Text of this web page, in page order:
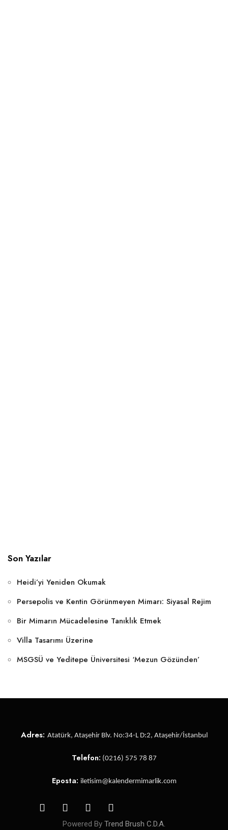
Son Yazılar
Heidi’yi Yeniden Okumak
Persepolis ve Kentin Görünmeyen Mimarı: Siyasal Rejim
Bir Mimarın Mücadelesine Tanıklık Etmek
Villa Tasarımı Üzerine
MSGSÜ ve Yeditepe Üniversitesi ‘Mezun Gözünden’
Adres: Atatürk, Ataşehir Blv. No:34-L D:2, Ataşehir/İstanbul
Telefon: (0216) 575 78 87
Eposta: iletisim@kalendermimarlik.com
Powered By Trend Brush C.D.A.